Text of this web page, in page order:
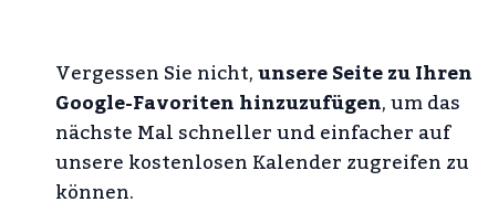
Vergessen Sie nicht,unsere Seite zu Ihren
Google-Favoriten hinzuzufügen, um das
nächste Mal schneller und einfacher auf
unsere kostenlosen Kalender zugreifen zu
können.